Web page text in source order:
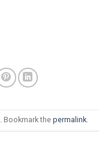
. Bookmark the permalink.